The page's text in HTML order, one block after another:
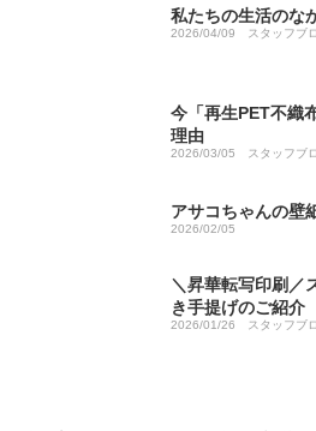
私たちの生活のな
2026/04/09 スタッフブ
今「再生PET不織
理由
2026/03/05 スタッフブ
アサコちゃんの壁
2026/02/05
＼昇華転写印刷／
き手提げのご紹介
2026/01/26 スタッフブ